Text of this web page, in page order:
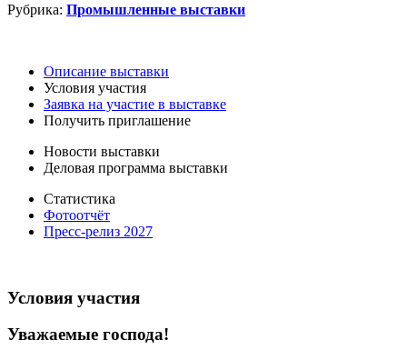
Рубрика: Промышленные выставки
Описание выставки
Условия участия
Заявка на участие в выставке
Получить приглашение
Новости выставки
Деловая программа выставки
Статистика
Фотоотчёт
Пресс-релиз 2027
Условия участия
Уважаемые господа!